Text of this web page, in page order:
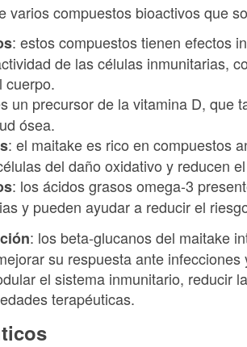
varios compuestos bioactivos que
: estos compuestos tienen efectos
de las células inmunitarias,
cuerpo.
un precursor de la vitamina D, que
ósea.
: el maitake es rico en compuestos
del daño oxidativo y reducen
: los ácidos grasos omega-3
y pueden ayudar a reducir el
: los beta-glucanos del maitake
su respuesta ante
el sistema inmunitario, reducir
terapéuticas.